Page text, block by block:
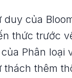
của
thức trước
Phân loại
thêm